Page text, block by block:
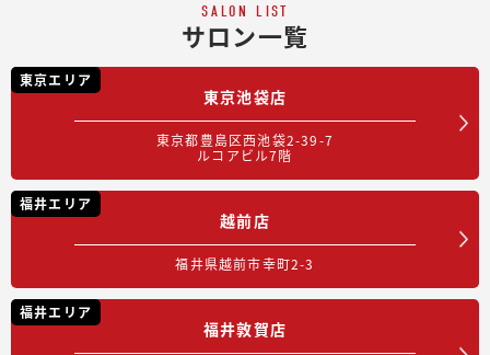
SALON LIST
サロン一覧
東京エリア
東京池袋店
東京都豊島区西池袋2-39-7
ルコアビル7階
福井エリア
越前店
福井県越前市幸町2-3
福井エリア
福井敦賀店